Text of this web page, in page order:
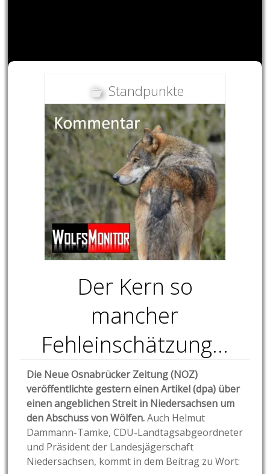
Standpunkte
Der Kern so
mancher
Fehleinschätzung…
Die Neue Osnabrücker Zeitung (NOZ)
veröffentlichte gestern einen Artikel (dpa) über
einen angeblichen Streit in Niedersachsen um
den Abschuss von Wölfen.Auch Helmut
Dammann-Tamke, CDU-Landtagsabgeordneter
und Präsident der Landesjägerschaft
Niedersachsen, kommt in dem Beitrag zu Wort: